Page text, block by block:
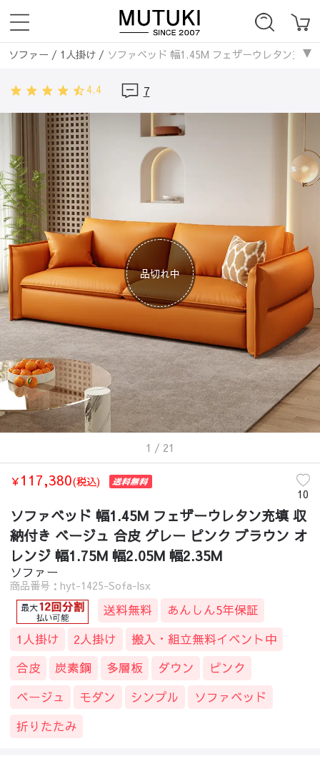
ソファー / 1人掛け/ ソファベッド 幅1.45M フェザーウレタン充
ソファー/レザー・合皮ソファ
ソファー/3人掛け/ソファベッド 幅1.45M フェザーウレタン充
ソファベッド/ソファベッド 幅1.45M フェザーウレタン充填 収納
ソファー/1人掛け
ソファベッド 幅1.45M フェザーウレタン充
ソファー/2人掛け
ソファベッド 幅1.45M フェザーウレタン充
ソファー/3人掛け
ソファベッド 幅1.45M フェザーウレタン充
ソファー/サイズ
ソファベッド 幅1.45M フェザーウレタン充填
ソファー/素材/ソファベッド 幅1.45M フェザーウレタン充填 収
ソファー/ ソファーベッド /ソファベッド 幅1.45M フェザーウレ
ソファー/レザー・合成皮革
ソファベッド 幅1.45M フェザーウ
ソファベッド/1人掛け /ソファベッド 幅1.45M フェザーウレタン
ソファベッド/2人掛け/ソファベッド 幅1.45M フェザーウレタン
ソファベッド
ソファベッド 幅1.45M フェザーウレタ
ソファベッド/サイズ/ソファベッド 幅1.45M フェザーウレタン
ソファベッド/素材 / ソファベッド 幅1.45M フェザーウレタン充
ソファベッド/レザー・合成皮革/ソファベッド 幅1.45M フェザ
4.4 7
品切れ中
1 / 21
￥117,380(税込)
10
ソファベッド 幅1.45M フェザーウレタン充填 収
納付き ベージュ 合皮 グレー ピンク ブラウン オ
レンジ 幅1.75M 幅2.05M 幅2.35M
ソファー
商品番号：hyt-1425-Sofa-lsx
送料無料
あんしん5年保証
1人掛け
2人掛け
搬入・組立無料イベント中
合皮
炭素鋼 多層板 ダウン
ピンク
ベージュ
モダン シンプル
ソファベッド
折りたたみ